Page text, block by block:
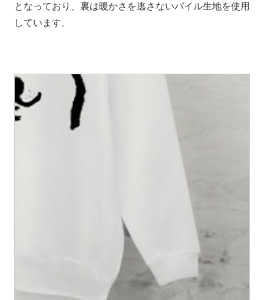
となっており、裏は暖かさを逃さないパイル生地を使用
しています。